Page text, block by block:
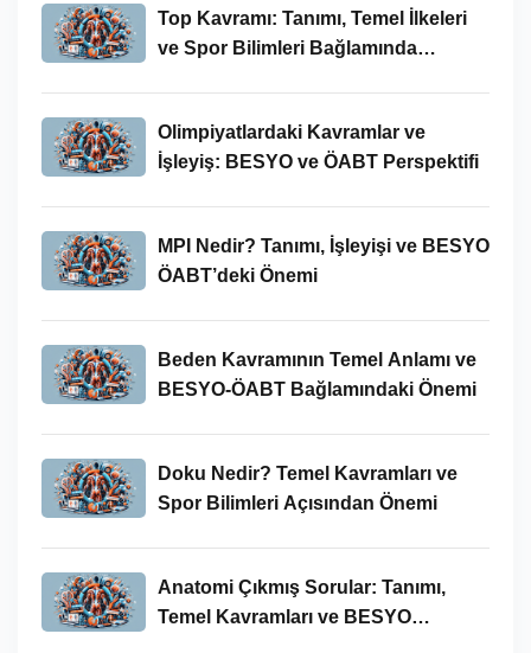
Top Kavramı: Tanımı, Temel İlkeleri
ve Spor Bilimleri Bağlamında
Olimpiyatlardaki Kavramlar ve
İşleyiş: BESYO ve ÖABT Perspektifi
MPI Nedir? Tanımı, İşleyişi ve BESYO
ÖABT’deki Önemi
Beden Kavramının Temel Anlamı ve
BESYO-ÖABT Bağlamındaki Önemi
Doku Nedir? Temel Kavramları ve
Spor Bilimleri Açısından Önemi
Anatomi Çıkmış Sorular: Tanımı,
Temel Kavramları ve BESYO